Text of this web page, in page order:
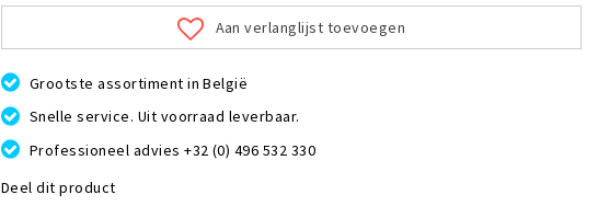
Aan verlanglijst toevoegen
Grootste assortiment in België
Snelle service. Uit voorraad leverbaar.
Professioneel advies +32 (0) 496 532 330
Deel dit product